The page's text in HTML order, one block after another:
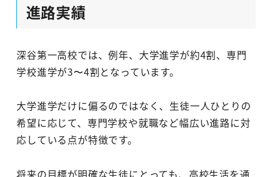
進路実績
深谷第一高校では、例年、大学進学が約4割、専門
学校進学が3〜4割となっています。
大学進学だけに偏るのではなく、生徒一人ひとりの
希望に応じて、専門学校や就職など幅広い進路に対
応している点が特徴です。
将来の目標が明確な生徒にとっても、高校生活を通